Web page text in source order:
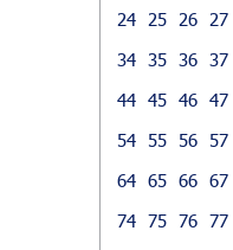
24
25 26 27
34 35 36 37
44 45 46 47
54 55 56 57
64 65 66 67
74 75 76 77